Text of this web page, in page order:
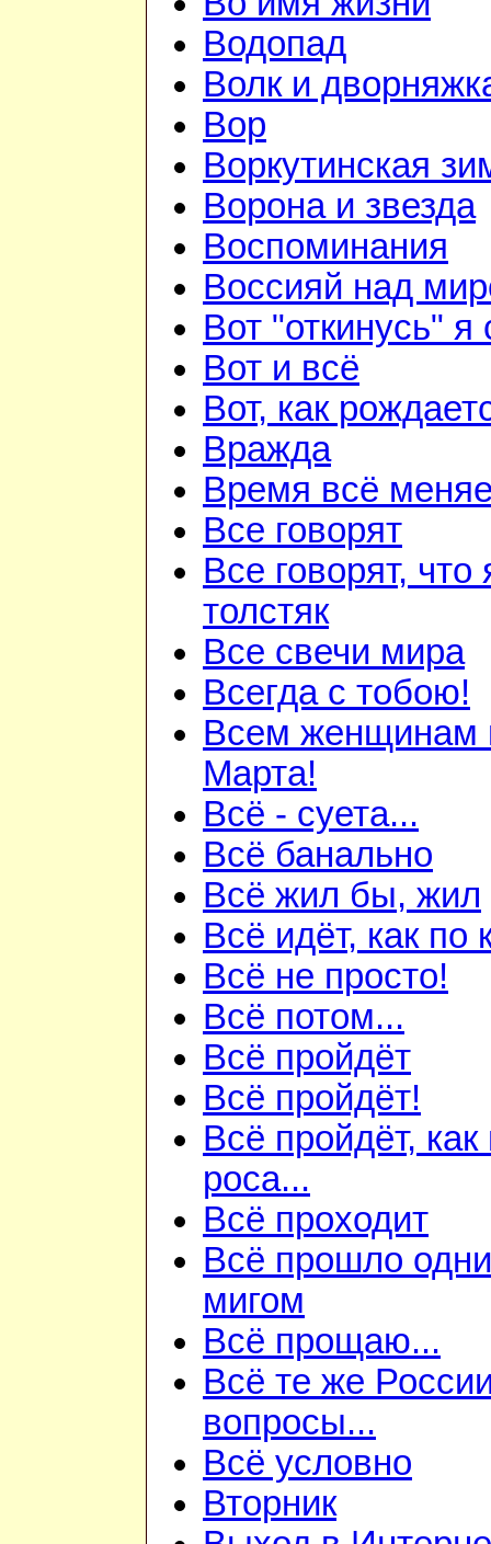
Водопад
Волк и
Вор
Воркутинская
Ворона и звезда
Воспоминания
Воссияй над
Вот "откинусь" я
Вот и всё
Вот, как
Вражда
Время всё
Все говорят
Все говорят, что
толстяк
Все свечи мира
Всегда с тобою!
Всем женщинам
Марта!
Всё - суета...
Всё банально
Всё жил бы, жил
Всё идёт, как по
Всё не просто!
Всё потом...
Всё пройдёт
Всё пройдёт!
Всё пройдёт, как
роса...
Всё проходит
Всё прошло
мигом
Всё прощаю...
Всё те же
вопросы...
Всё условно
Вторник